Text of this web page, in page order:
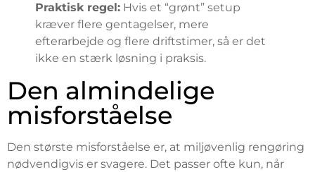
Praktisk regel: Hvis et “grønt” setup
kræver flere gentagelser, mere
efterarbejde og flere driftstimer, så er det
ikke en stærk løsning i praksis.
Den almindelige
misforståelse
Den største misforståelse er, at miljøvenlig rengøring
nødvendigvis er svagere. Det passer ofte kun, når